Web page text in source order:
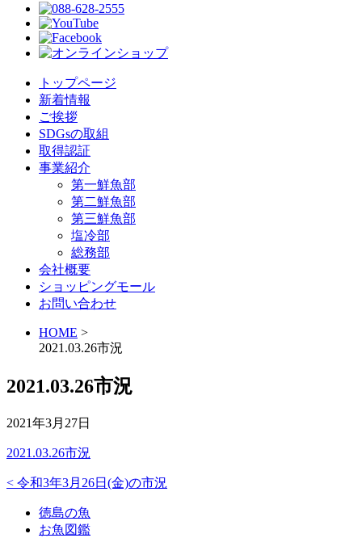
トップページ
新着情報
ご挨拶
SDGsの取組
取得認証
事業紹介
第一鮮魚部
第二鮮魚部
第三鮮魚部
塩冷部
総務部
会社概要
ショッピングモール
お問い合わせ
HOME >
2021.03.26市況
2021.03.26市況
2021年3月27日
2021.03.26市況
< 令和3年3月26日(金)の市況
徳島の魚
お魚図鑑